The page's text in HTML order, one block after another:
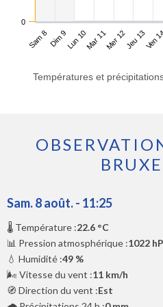
Sam 8Dim 9Lun 10Mar 11Mer 12Jeu 13Ven
0
Températures et
Sam. 8 août. - 11:25
🌡️ Température :22.6 °C
📊 Pression atmosphérique :1022
💧 Humidité :49 %
🌬️ Vitesse du vent :11 km/h
🧭 Direction du vent :Est